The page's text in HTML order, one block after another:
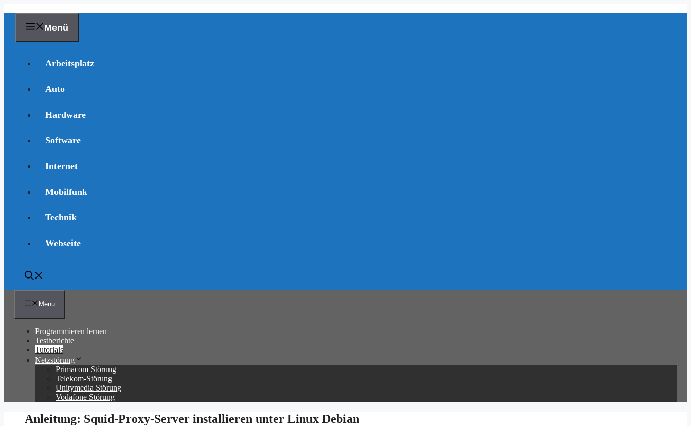
Inhalt
springen
Menü
Arbeitsplatz
Auto
Hardware
Software
Internet
Mobilfunk
Technik
Webseite
Menu
Programmieren lernen
Testberichte
Tutorials
Netzstörung
Primacom Störung
Telekom-Störung
Unitymedia Störung
Vodafone Störung
Anleitung: Squid-Proxy-Server installieren unter Linux Debian